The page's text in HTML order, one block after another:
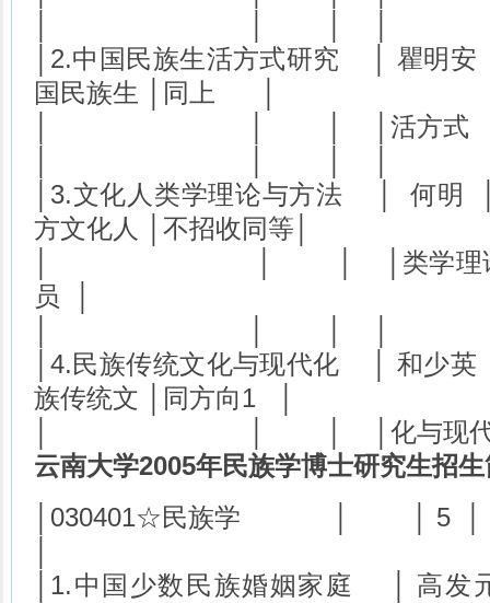
│2.中国民族生活方式研究 │ 瞿
国民族生 │同上 │
│ │ │ │活
│3.文化人类学理论与方法 │ 何
方文化人 │不招收同等│
│ │ │ │类学理论
员 │
│4.民族传统文化与现代化 │ 和
族传统文 │同方向1 │
│ │ │ │化与现
云南大学2005年民族学博士研究生招
│030401☆民族
│1.中国少数民族婚姻家庭 │ 高